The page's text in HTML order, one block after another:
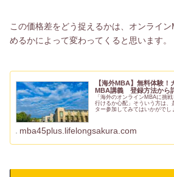
この価格差をどう捉えるかは、オンライ
めるかによって変わってくると思います。
【海外MBA】無料体験
MBA講義 登録方法から
「海外のオンラインMBAに挑
行けるか心配」そういう方は
ター参加してみてはいかがでし
mba45plus.lifelongsakura.com